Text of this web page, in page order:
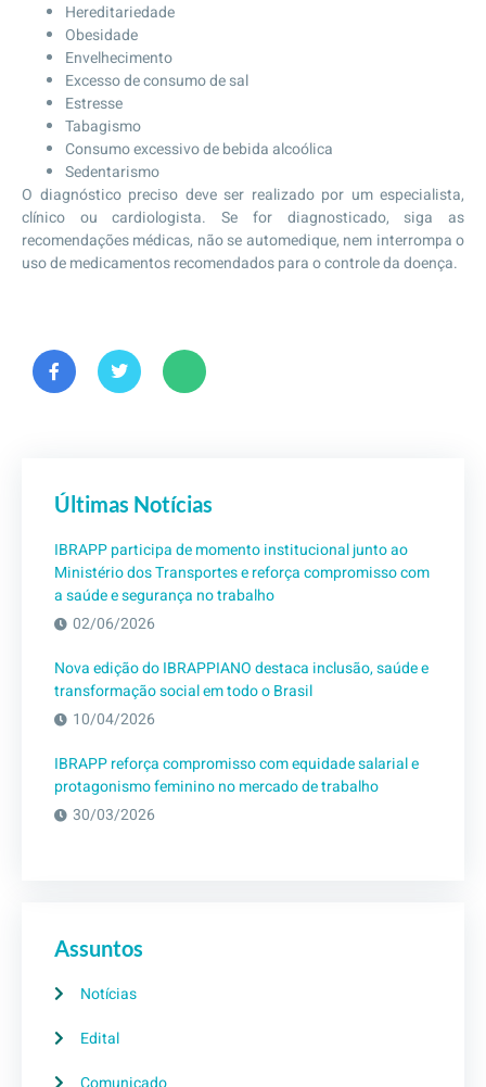
Hereditariedade
Obesidade
Envelhecimento
Excesso de consumo de sal
Estresse
Tabagismo
Consumo excessivo de bebida alcoólica
Sedentarismo
O diagnóstico preciso deve ser realizado por um especialista,
clínico ou cardiologista. Se for diagnosticado, siga as
recomendações médicas, não se automedique, nem interrompa o
uso de medicamentos recomendados para o controle da doença.
Últimas Notícias
IBRAPP participa de momento institucional junto ao
Ministério dos Transportes e reforça compromisso com
a saúde e segurança no trabalho
02/06/2026
Nova edição do IBRAPPIANO destaca inclusão, saúde e
transformação social em todo o Brasil
10/04/2026
IBRAPP reforça compromisso com equidade salarial e
protagonismo feminino no mercado de trabalho
30/03/2026
Assuntos
Notícias
Edital